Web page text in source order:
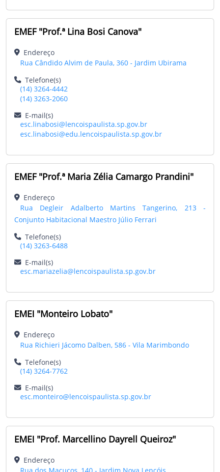
EMEF "Prof.ª Lina Bosi Canova"
Endereço
Rua Cândido Alvim de Paula, 360 - Jardim Ubirama
Telefone(s)
(14) 3264-4442
(14) 3263-2060
E-mail(s)
esc.linabosi@lencoispaulista.sp.gov.br
esc.linabosi@edu.lencoispaulista.sp.gov.br
EMEF "Prof.ª Maria Zélia Camargo Prandini"
Endereço
Rua Degleir Adalberto Martins Tangerino, 213 -
Conjunto Habitacional Maestro Júlio Ferrari
Telefone(s)
(14) 3263-6488
E-mail(s)
esc.mariazelia@lencoispaulista.sp.gov.br
EMEI "Monteiro Lobato"
Endereço
Rua Richieri Jácomo Dalben, 586 - Vila Marimbondo
Telefone(s)
(14) 3264-7762
E-mail(s)
esc.monteiro@lencoispaulista.sp.gov.br
EMEI "Prof. Marcellino Dayrell Queiroz"
Endereço
Rua dos Macucos, 140 - Jardim Nova Lençóis